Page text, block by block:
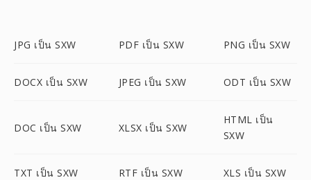
JPG เป็น SXW PDF เป็น SXW PNG เป็น SXW
DOCX เป็น SXW JPEG เป็น SXW ODT เป็น SXW
DOC เป็น SXW XLSX เป็น SXW
HTML เป็น
SXW
TXT เป็น SXW RTF เป็น SXW XLS เป็น SXW